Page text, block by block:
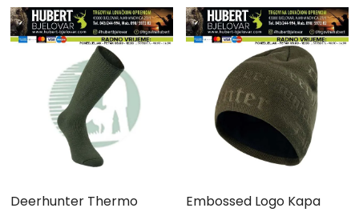
Deerhunter Thermo
Embossed Logo Kapa